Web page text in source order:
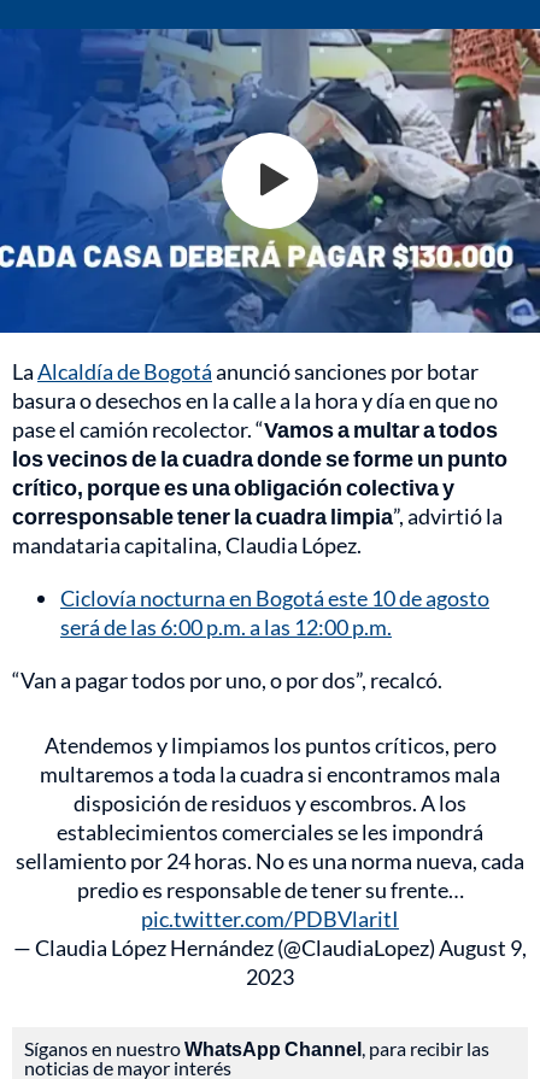
LaAlcaldía de Bogotáanunció sanciones por botar
basura o desechos en la calle a la hora y día en que no
pase el camión recolector. “Vamos a multar a todos
los vecinos de la cuadra donde se forme un punto
crítico, porque es una obligación colectiva y
corresponsable tener la cuadra limpia”, advirtió la
mandataria capitalina, Claudia López.
Ciclovía nocturna en Bogotá este 10 de agosto
será de las 6:00 p.m. a las 12:00 p.m.
“Van a pagar todos por uno, o por dos”, recalcó.
Atendemos y limpiamos los puntos críticos, pero
multaremos a toda la cuadra si encontramos mala
disposición de residuos y escombros. A los
establecimientos comerciales se les impondrá
sellamiento por 24 horas. No es una norma nueva, cada
predio es responsable de tener su frente…
pic.twitter.com/PDBVlaritI
— Claudia López Hernández (@ClaudiaLopez)August 9,
2023
Síganos en nuestroWhatsApp Channel , para recibir las
noticias de mayor interés